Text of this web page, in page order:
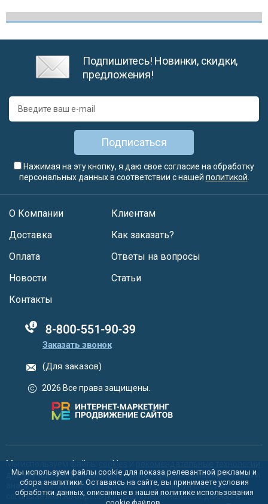
Подпишитесь! Новинки, скидки,
предложения!
Подписаться
Нажимая на эту кнопку, я даю свое согласие на обработку
персональных данных в соответствии с нашей политикой
О Компании
Доставка
Оплата
Новости
Клиентам
Как заказать?
Ответы на вопросы
Статьи
Контакты
88005555550
Заказать звонок
(Для заказов)
2026 Все права защищены.
Мы используем файлы cookies
для улучшения функционала сайта, персонализации рекламы и
анализа статистики посещаемости. Используя сайт, вы
соглашаетесь на обработку ваших персональных данных в
Мы используем файлы cookie для показа релевантной рекламы и
сбора аналитики. Оставаясь на сайте, вы принимаете условия
обработки данных, описанные в нашей политике использования